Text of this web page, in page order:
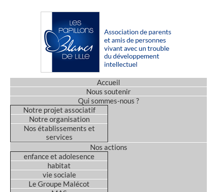
Accueil
Nous soutenir
Qui sommes-nous ?
Notre projet associatif
Notre organisation
Nos établissements et
services
Nos actions
enfance et adolesence
habitat
vie sociale
Le Groupe Malécot